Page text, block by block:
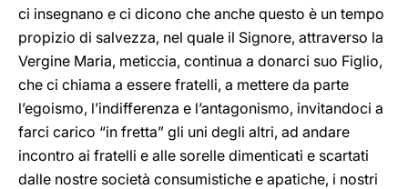
ci insegnano e ci dicono che anche questo è un tempo
propizio di salvezza, nel quale il Signore, attraverso la
Vergine Maria, meticcia, continua a donarci suo Figlio,
che ci chiama a essere fratelli, a mettere da parte
l’egoismo, l’indifferenza e l’antagonismo, invitandoci a
farci carico “in fretta” gli uni degli altri, ad andare
incontro ai fratelli e alle sorelle dimenticati e scartati
dalle nostre società consumistiche e apatiche, i nostri